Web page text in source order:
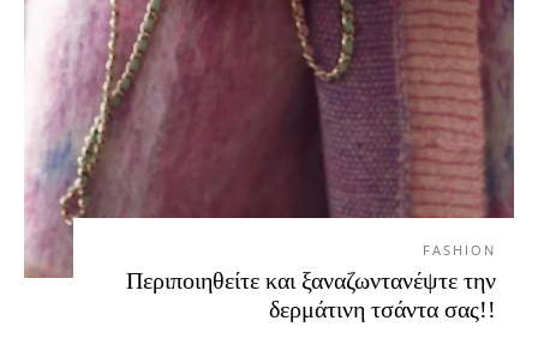
FASHION
Περιποιηθείτε και ξαναζωντανέψτε την
δερμάτινη τσάντα σας!!